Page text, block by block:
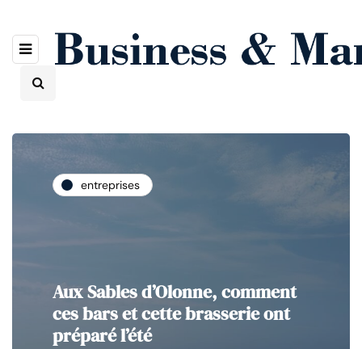
entreprises
Aux Sables d’Olonne, comment
ces bars et cette brasserie ont
préparé l’été